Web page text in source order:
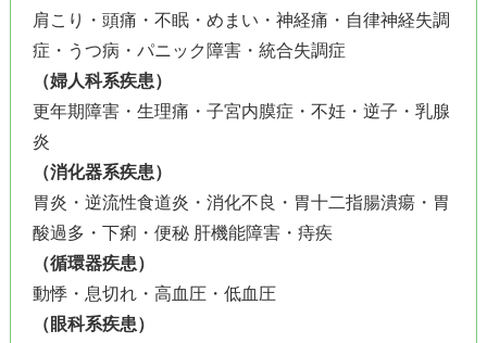
肩こり・頭痛・不眠・めまい・神経痛・自律神経失調
症・うつ病・パニック障害・統合失調症
（婦人科系疾患）
更年期障害・生理痛・子宮内膜症・不妊・逆子・乳腺
炎
（消化器系疾患）
胃炎・逆流性食道炎・消化不良・胃十二指腸潰瘍・胃
酸過多・下痢・便秘 肝機能障害・痔疾
（循環器疾患）
動悸・息切れ・高血圧・低血圧
（眼科系疾患）